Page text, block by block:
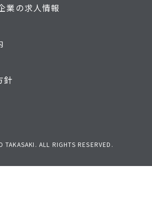
業の求人情報
針
TAKASAKI. ALL RIGHTS RESERVED.